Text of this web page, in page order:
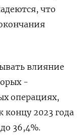
что
влияние
-
операциях,
концу 2023 года
36,4%.